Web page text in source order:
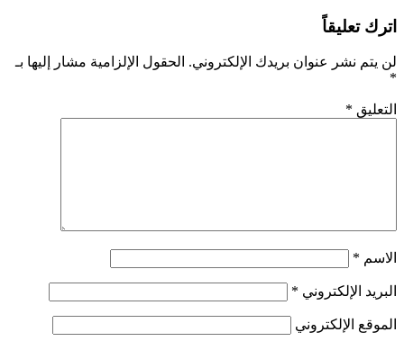
اترك تعليقاً
لن يتم نشر عنوان بريدك الإلكتروني. الحقول الإلزامية مشار إليها بـ
*
التعليق *
الاسم *
البريد الإلكتروني *
الموقع الإلكتروني